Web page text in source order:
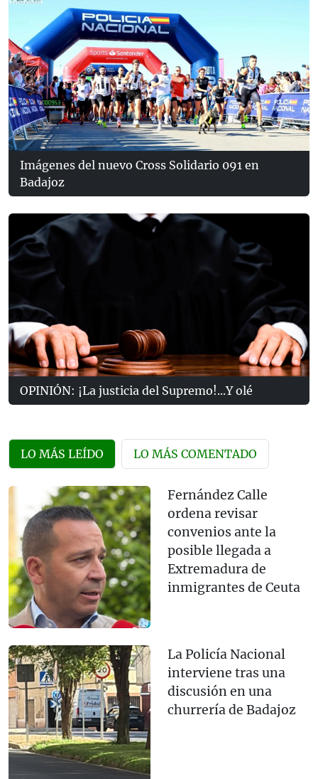
Imágenes del nuevo Cross Solidario 091 en
Badajoz
OPINIÓN: ¡La justicia del Supremo!...Y olé
LO MÁS LEÍDO LO MÁS COMENTADO
Fernández Calle
ordena revisar
convenios ante la
posible llegada a
Extremadura de
inmigrantes de Ceuta
La Policía Nacional
interviene tras una
discusión en una
churrería de Badajoz